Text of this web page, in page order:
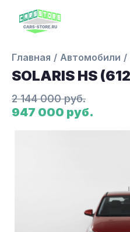
Главная Автомобили
SOLARIS HS
2 144 000 руб.
947 000 руб.